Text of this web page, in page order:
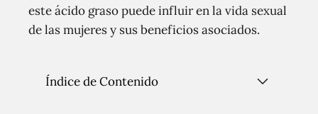
este ácido graso puede influir en la vida sexual
de las mujeres y sus beneficios asociados.
Índice de Contenido